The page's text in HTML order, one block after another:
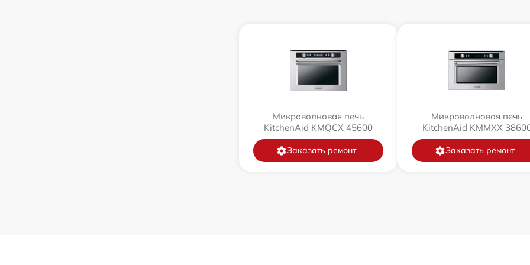
Микроволновая печь
KitchenAid KMQCX 45600
Заказать ремонт
Микроволновая печь
KitchenAid KMMXX
Заказать ремонт